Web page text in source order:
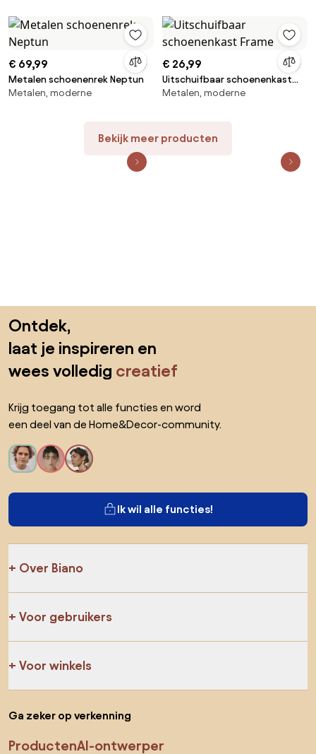
€ 69,99
Metalen schoenenrek Neptun
Metalen, moderne
€ 26,99
Uitschuifbaar schoenenkast
Frame
Metalen, moderne
Bekijk meer producten
Ontdek,
laat je inspireren en
wees volledig creatief
Krijg toegang tot alle functies en word
een deel van de Home&Decor-community.
Ik wil alle functies!
Over Biano
Voor gebruikers
Voor winkels
Ga zeker op verkenning
ProductenAI-ontwerper